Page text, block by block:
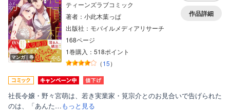
マンガ｜巻
ティーンズラブコミック
著者：小此木葉っぱ
出版社：モバイルメディアリサーチ
168ページ
1巻購入：518ポイント
（15）
作品詳細
社長令嬢・野々宮萌は、若き実業家・筧宗介とのお見合いで告げられた
のは、「あんた…もっと見る